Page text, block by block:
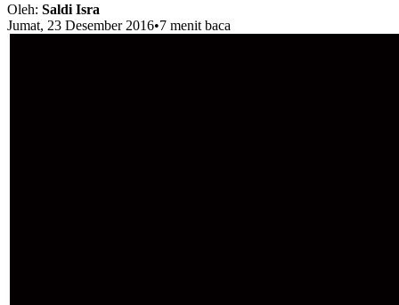
Oleh: Saldi Isra
Jumat, 23 Desember 2016•7 menit baca